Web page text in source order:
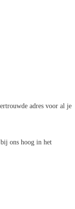
adres voor al je
ons hoog in het